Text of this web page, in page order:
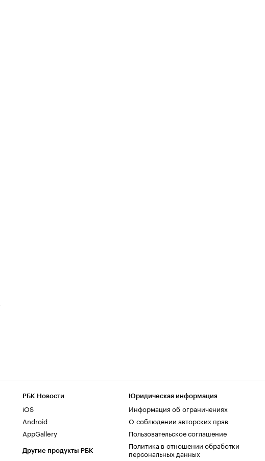
РБК Новости
iOS
Android
AppGallery
Другие продукты РБК
Юридическая информация
Информация об ограничениях
О соблюдении авторских прав
Пользовательское соглашение
Политика в отношении обработки
персональных данных